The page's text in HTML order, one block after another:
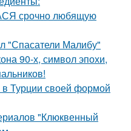
срочно любящую
"Спасатели Малибу"
90-х, символ эпохи,
в Турции своей формой
"Клюквенный